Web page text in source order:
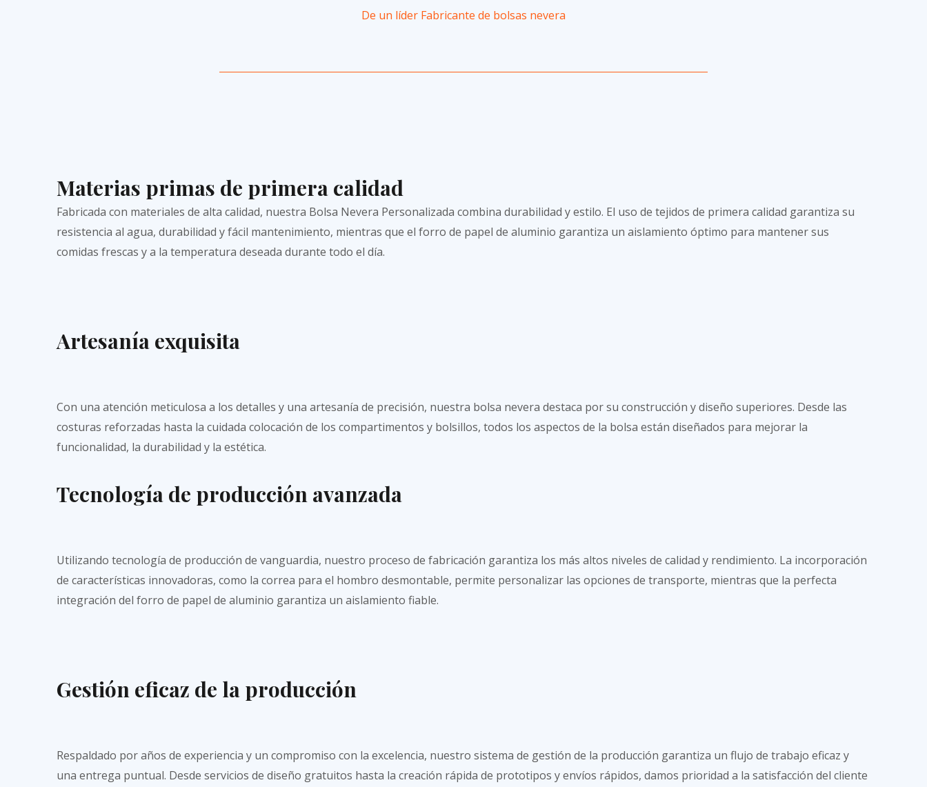
De un líder Fabricante de bolsas nevera
Materias primas de primera calidad
Fabricada con materiales de alta calidad, nuestra Bolsa Nevera Personalizada combina durabilidad y estilo. El uso de tejidos de primera calidad garantiza su
resistencia al agua, durabilidad y fácil mantenimiento, mientras que el forro de papel de aluminio garantiza un aislamiento óptimo para mantener sus
comidas frescas y a la temperatura deseada durante todo el día.
Artesanía exquisita
Con una atención meticulosa a los detalles y una artesanía de precisión, nuestra bolsa nevera destaca por su construcción y diseño superiores. Desde las
costuras reforzadas hasta la cuidada colocación de los compartimentos y bolsillos, todos los aspectos de la bolsa están diseñados para mejorar la
funcionalidad, la durabilidad y la estética.
Tecnología de producción avanzada
Utilizando tecnología de producción de vanguardia, nuestro proceso de fabricación garantiza los más altos niveles de calidad y rendimiento. La incorporación
de características innovadoras, como la correa para el hombro desmontable, permite personalizar las opciones de transporte, mientras que la perfecta
integración del forro de papel de aluminio garantiza un aislamiento fiable.
Gestión eficaz de la producción
Respaldado por años de experiencia y un compromiso con la excelencia, nuestro sistema de gestión de la producción garantiza un flujo de trabajo eficaz y
una entrega puntual. Desde servicios de diseño gratuitos hasta la creación rápida de prototipos y envíos rápidos, damos prioridad a la satisfacción del cliente